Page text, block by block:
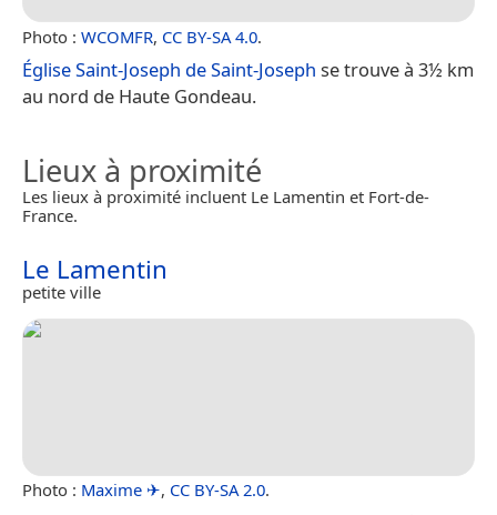
Photo : WCOMFR, CC BY-SA 4.0.
Église Saint-Joseph de Saint-Joseph se trouve à 3½ km
au nord de Haute Gondeau.
Lieux à proximité
Les lieux à proximité incluent Le Lamentin et Fort-de-
France.
Le Lamentin
petite ville
Photo : Maxime ✈, CC BY-SA 2.0.